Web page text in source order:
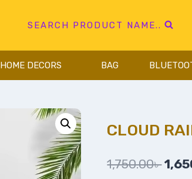
SEARCH PRODUCT NAME..
HOME DECORS BAG
CLOUD
1,750.00৳